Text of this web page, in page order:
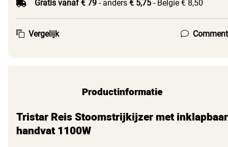
Gratis vanaf € 79 - anders € 5,75 - Belgie € 8,50
Vergelijk Comment
Productinformatie
Tristar Reis Stoomstrijkijzer met inklapbaar
handvat 1100W